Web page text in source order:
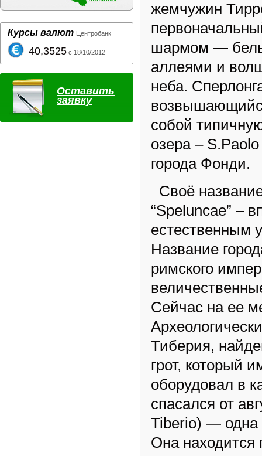
Курсы валют Центробанк
40,3525 с 18/10/2012
Оставить
заявку
жемчужин
шармом —
аллеями и
неба.
собой
озера –
города Фонди.
Своё
“Speluncae” –
естественным
Название
римского
Сейчас на ее
Тиберия,
грот, который
оборудовал в
спасался от
Tiberio) — одна
Она находится